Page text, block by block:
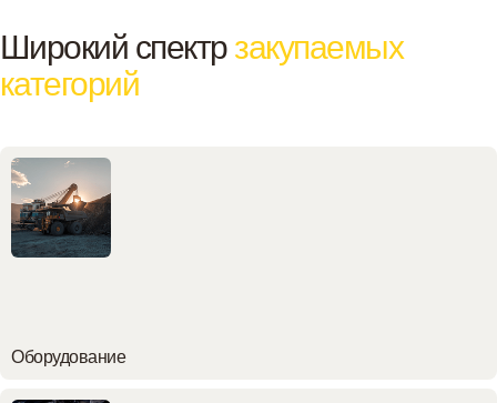
Широкий спектр закупаемых
категорий
Оборудование